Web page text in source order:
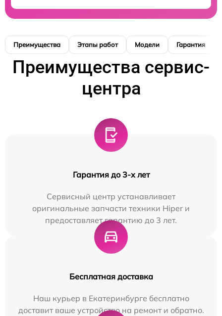
Преимущества Этапы работ Модели Гарантия
Преимущества сервис-
центра
Гарантия до 3-х лет
Сервисный центр устанавливает
оригинальные запчасти техники Hiper и
предоставляет гарантию до 3 лет.
Бесплатная доставка
Наш курьер в Екатеринбурге бесплатно
доставит ваше устройство на ремонт и обратно.